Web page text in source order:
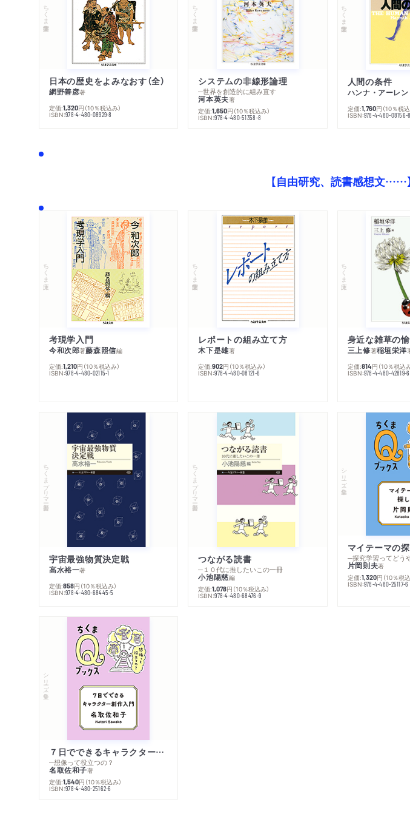
ちくま学芸文庫
日本の歴史をよみなおす（全）
網野善彦著
定価:1,320円 （10％税込み）
ISBN:978-4-480-08929-8
ちくま学芸文庫
システムの非線形論理
─世界を創造的に組み直す
河本英夫著
定価:1,650円 （10％税込み）
ISBN:978-4-480-51358-8
ちくま学芸文庫
人間の条件
ハンナ・アーレ
定価:1,760円 （10％税込
ISBN:978-4-480-08156-8
【自由研究、読書感想文……
ちくま文庫
考現学入門
今和次郎著藤森照信編
定価:1,210円 （10％税込み）
ISBN:978-4-480-02115-1
ちくま学芸文庫
レポートの組み立て方
木下是雄著
定価:902円 （10％税込み）
ISBN:978-4-480-08121-6
ちくま文庫
身近な雑草の
三上修著稲垣栄洋
定価:814円 （10％税込
ISBN:978-4-480-42819-6
ちくまプリマー新書
宇宙最強物質決定戦
高水裕一著
定価:858円 （10％税込み）
ISBN:978-4-480-68445-5
ちくまプリマー新書
つながる読書
─１０代に推したいこの一冊
小池陽慈編
定価:1,078円 （10％税込み）
ISBN:978-4-480-68476-9
シリーズ・全集
マイテーマの
─探究学習ってどう
片岡則夫著
定価:1,320円 （10％税
ISBN:978-4-480-25117-6
シリーズ・全集
７日でできるキャラクター創作入門
─想像って役立つの？
名取佐和子著
定価:1,540円 （10％税込み）
ISBN:978-4-480-25162-6